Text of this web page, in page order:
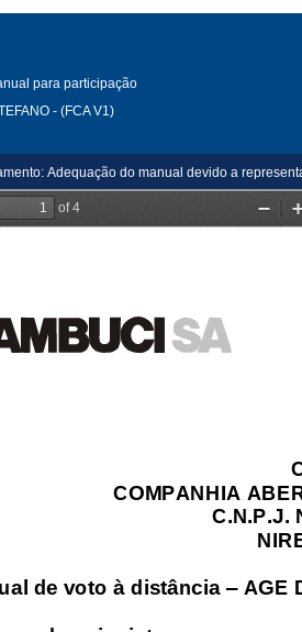
para participação
- (FCA V1)
Adequação do manual devido a